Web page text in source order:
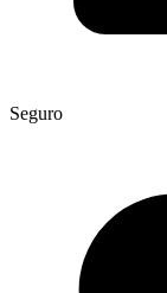
Seguro